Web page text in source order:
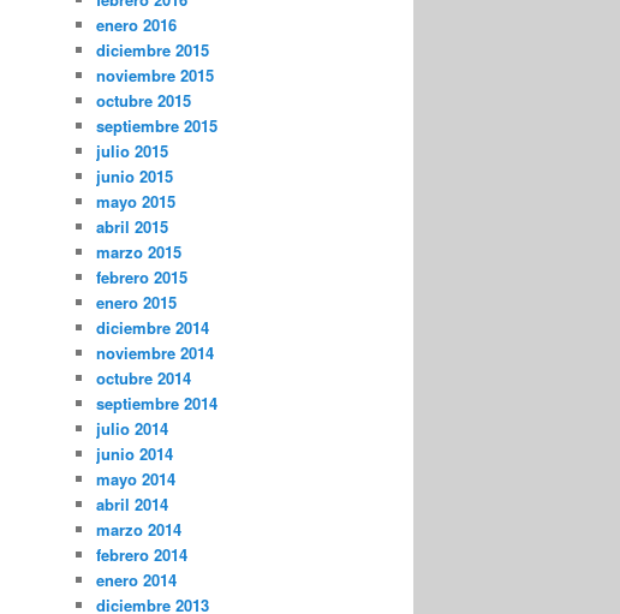
enero 2016
diciembre 2015
noviembre 2015
octubre 2015
septiembre 2015
julio 2015
junio 2015
mayo 2015
abril 2015
marzo 2015
febrero 2015
enero 2015
diciembre 2014
noviembre 2014
octubre 2014
septiembre 2014
julio 2014
junio 2014
mayo 2014
abril 2014
marzo 2014
febrero 2014
enero 2014
diciembre 2013